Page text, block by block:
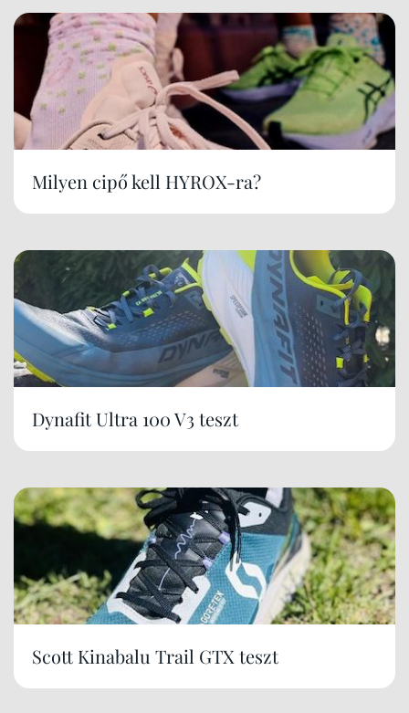
Milyen cipő kell HYROX-ra?
Dynafit Ultra 100 V3 teszt
Scott Kinabalu Trail GTX teszt